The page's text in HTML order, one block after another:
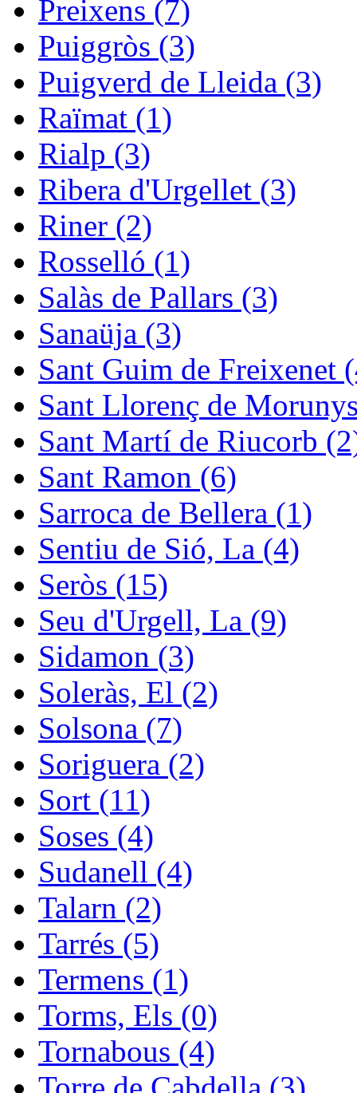
Preixens (7)
Puiggròs (3)
Puigverd de Lleida (3)
Raïmat (1)
Rialp (3)
Ribera d'Urgellet (3)
Riner (2)
Rosselló (1)
Salàs de Pallars (3)
Sanaüja (3)
Sant Guim de Freixenet
Sant Llorenç de
Sant Martí de Riucorb
Sant Ramon (6)
Sarroca de Bellera (1)
Sentiu de Sió, La (4)
Seròs (15)
Seu d'Urgell, La (9)
Sidamon (3)
Soleràs, El (2)
Solsona (7)
Soriguera (2)
Sort (11)
Soses (4)
Sudanell (4)
Talarn (2)
Tarrés (5)
Termens (1)
Torms, Els (0)
Tornabous (4)